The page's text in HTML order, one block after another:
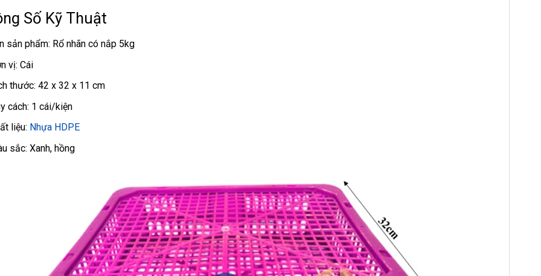
Số Kỹ Thuật
sản phẩm: Rổ nhãn có nắp 5kg
vị: Cái
thước: 42 x 32 x 11 cm
cách: 1 cái/kiện
liệu: Nhựa HDPE
sắc: Xanh, hồng